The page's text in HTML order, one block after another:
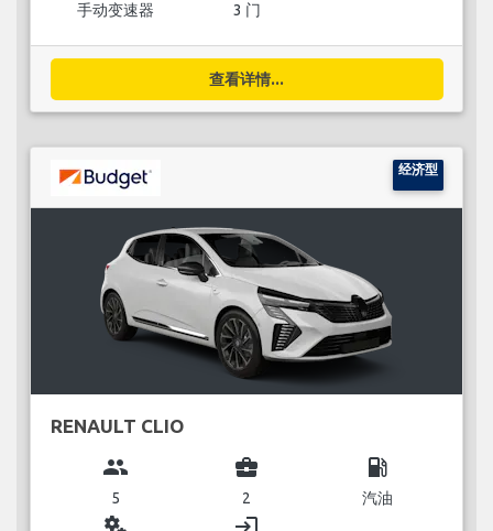
手动变速器 3 门
查看详情...
经济型
RENAULT CLIO
group
5
business_center
2
local_gas_station
汽油